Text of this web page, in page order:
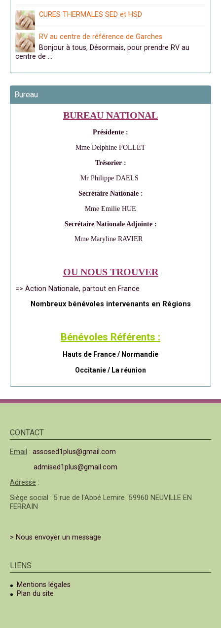
CURES THERMALES SED et HSD
RV au centre de référence de Garches
Bonjour à tous, Désormais, pour prendre RV au
centre de …
Bureau
BUREAU NATIONAL
Présidente :
Mme Delphine FOLLET
Trésorier :
Mr Philippe DAELS
Secrétaire Nationale :
Mme Emilie HUE
Secrétaire Nationale Adjointe :
Mme Maryline RAVIER
OU NOUS TROUVER
=> Action Nationale, partout en France
Nombreux bénévoles intervenants en Régions
Bénévoles Référents :
Hauts de France / Normandie
Occitanie / La réunion
CONTACT
Email : assosed1plus@gmail.com
admised1plus@gmail.com
Adresse :
Siège social : 5 rue de l'Abbé Lemire 59960 NEUVILLE EN
FERRAIN
> Nous envoyer un message
LIENS
Mentions légales
Plan du site